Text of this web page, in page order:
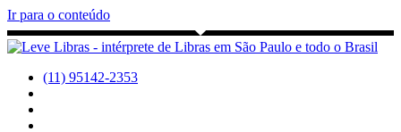
Ir para o conteúdo
(11) 95142-2353